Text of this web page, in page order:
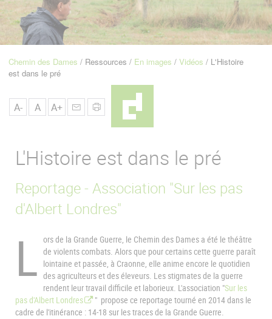
Navigation
Fil
Chemin des Dames Ressources En images Vidéos L'Histoire
est dans le pré
A- A A+
L'Histoire est dans le pré
Reportage - Association "Sur les pas
d'Albert Londres"
L ors de la Grande Guerre, le Chemin des Dames a été le théâtre
de violents combats. Alors que pour certains cette guerre paraît
lointaine et passée, à Craonne, elle anime encore le quotidien
des agriculteurs et des éleveurs. Les stigmates de la guerre
rendent leur travail difficile et laborieux. L'association "Sur les
pas d'Albert Londres
" propose ce reportage tourné en 2014 dans le
cadre de l'itinérance : 14-18 sur les traces de la Grande Guerre.